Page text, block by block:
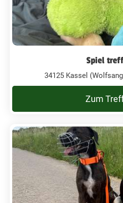
Spiel
34125 Kassel
Zum